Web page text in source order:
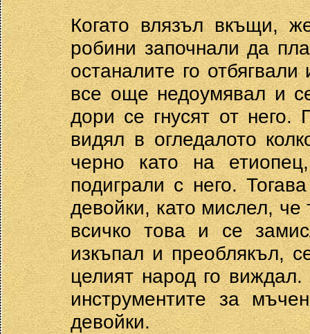
Когато влязъл вкъщи,
робини започнали да
останалите го
все още недоумявал и
дори се гнусят от
видял в огледалото
черно като на
подиграли с него.
девойки, като мислел,
всичко това и се
изкъпал и преоблякъл,
целият народ го
инструментите за
девойки.